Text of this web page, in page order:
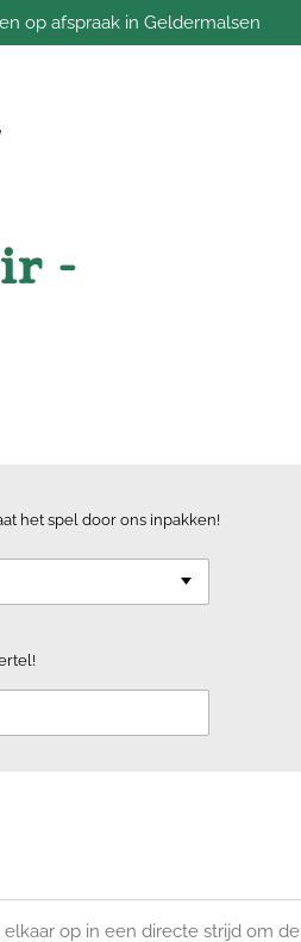
op afspraak in Geldermalsen
-
het spel door ons inpakken!
op in een directe strijd om de